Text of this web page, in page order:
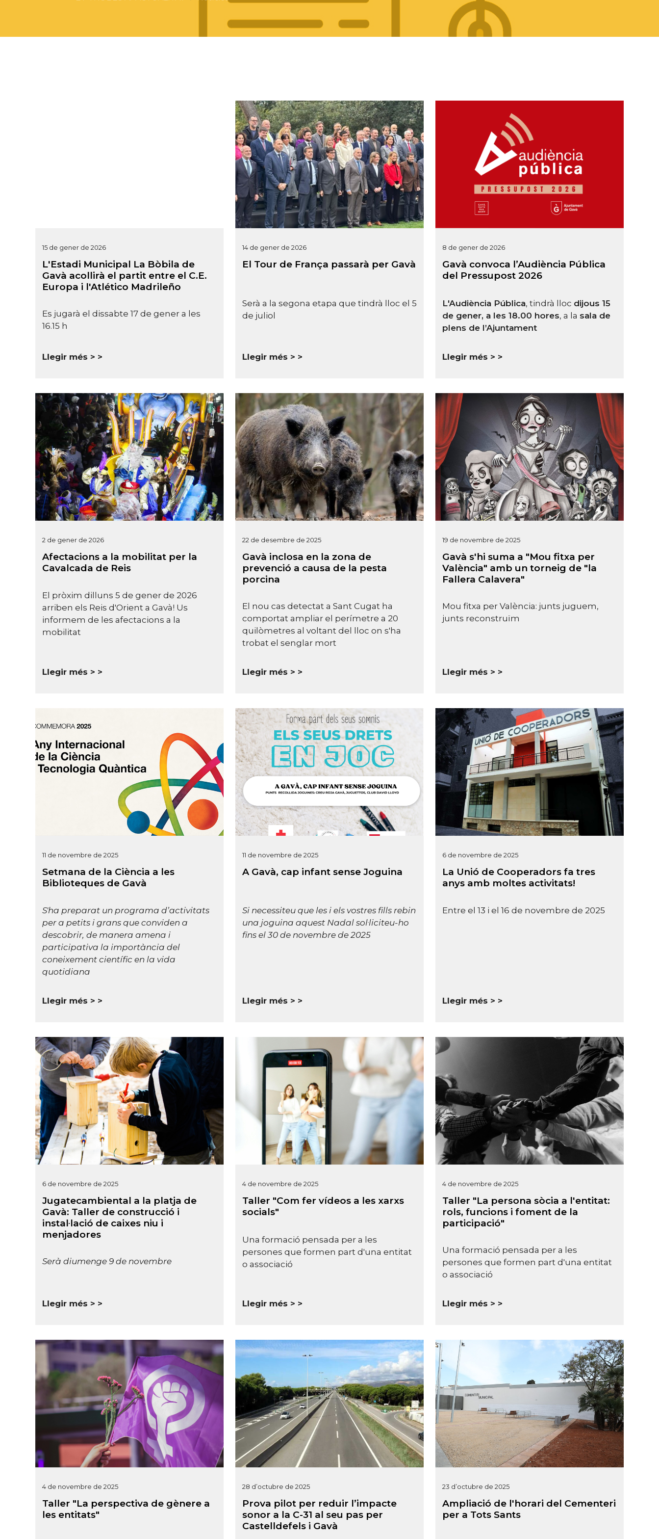
15 de gener de 2026
L'Estadi Municipal La Bòbila de
Gavà acollirà el partit entre el C.E.
Europa i l'Atlético Madrileño
Es jugarà el dissabte 17 de gener a les
16.15 h
Llegir més >
14 de gener de 2026
El Tour de França passarà per Gavà
Serà a la segona etapa que tindrà lloc el 5
de juliol
Llegir més >
8 de gener de 2026
Gavà convoca l’Audiència Pública
del Pressupost 2026
L'Audiència Pública, tindrà lloc dijous 15
de gener, a les 18.00 hores, a la sala de
plens de l’Ajuntament
Llegir més >
2 de gener de 2026
Afectacions a la mobilitat per la
Cavalcada de Reis
El pròxim dilluns 5 de gener de 2026
arriben els Reis d'Orient a Gavà! Us
informem de les afectacions a la
mobilitat
Llegir més >
22 de desembre de 2025
Gavà inclosa en la zona de
prevenció a causa de la pesta
porcina
El nou cas detectat a Sant Cugat ha
comportat ampliar el perímetre a 20
quilòmetres al voltant del lloc on s'ha
trobat el senglar mort
Llegir més >
19 de novembre de 2025
Gavà s'hi suma a "Mou fitxa per
València" amb un torneig de "la
Fallera Calavera"
Mou fitxa per València: junts juguem,
junts reconstruïm
Llegir més >
11 de novembre de 2025
Setmana de la Ciència a les
Biblioteques de Gavà
S'ha preparat un programa d’activitats
per a petits i grans que conviden a
descobrir, de manera amena i
participativa la importància del
coneixement científic en la vida
quotidiana
Llegir més >
11 de novembre de 2025
A Gavà, cap infant sense Joguina
Si necessiteu que les i els vostres fills rebin
una joguina aquest Nadal sol·liciteu-ho
fins el 30 de novembre de 2025
Llegir més >
6 de novembre de 2025
La Unió de Cooperadors fa tres
anys amb moltes activitats!
Entre el 13 i el 16 de novembre de 2025
Llegir més >
6 de novembre de 2025
Jugatecambiental a la platja de
Gavà: Taller de construcció i
instal·lació de caixes niu i
menjadores
Serà diumenge 9 de novembre
Llegir més >
4 de novembre de 2025
Taller "Com fer vídeos a les xarxs
socials"
Una formació pensada per a les
persones que formen part d'una entitat
o associació
Llegir més >
4 de novembre de 2025
Taller "La persona sòcia a l'entitat:
rols, funcions i foment de la
participació"
Una formació pensada per a les
persones que formen part d'una entitat
o associació
Llegir més >
4 de novembre de 2025
Taller "La perspectiva de gènere a
les entitats"
28 d’octubre de 2025
Prova pilot per reduir l’impacte
sonor a la C-31 al seu pas per
Castelldefels i Gavà
23 d’octubre de 2025
Ampliació de l'horari del Cementeri
per a Tots Sants